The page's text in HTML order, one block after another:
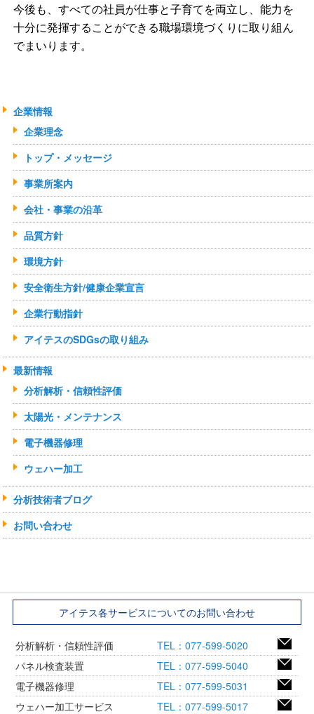
今後も、すべての社員が仕事と子育てを両立し、能力を
十分に発揮することができる職場環境づくりに取り組ん
でまいります。
企業情報
企業理念
トップ・メッセージ
事業所案内
会社・事業の沿革
品質方針
環境方針
安全衛生方針/健康企業宣言
企業行動指針
アイテスのSDGsの取り組み
最新情報
分析解析・信頼性評価
太陽光・メンテナンス
電子機器修理
ウェハー加工
分析技術者ブログ
お問い合わせ
アイテス各サービスについてのお問い合わせ
分析解析・信頼性評価
TEL：077-599-5020
パネル検査装置
TEL：077-599-5040
電子機器修理
TEL：077-599-5031
ウェハー加工サービス
TEL：077-599-5017